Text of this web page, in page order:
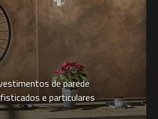
de parede
e particulares